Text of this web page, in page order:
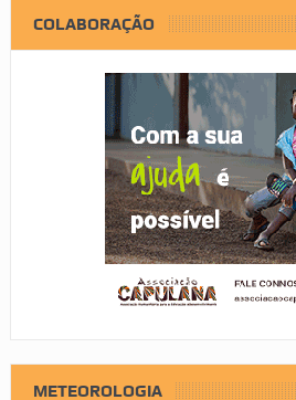
COLABORAÇÃO
METEOROLOGIA